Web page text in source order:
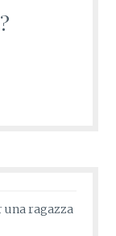
una ragazza